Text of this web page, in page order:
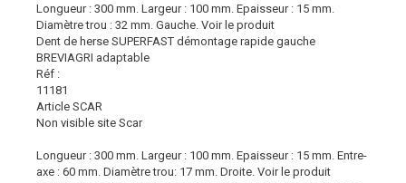
Longueur : 300 mm. Largeur : 100 mm. Epaisseur : 15 mm.
Diamètre trou : 32 mm. Gauche. Voir le produit
Dent de herse SUPERFAST démontage rapide gauche
BREVIAGRI adaptable
Réf :
11181
Article SCAR
Non visible site Scar
Longueur : 300 mm. Largeur : 100 mm. Epaisseur : 15 mm. Entre-
axe : 60 mm. Diamètre trou: 17 mm. Droite. Voir le produit